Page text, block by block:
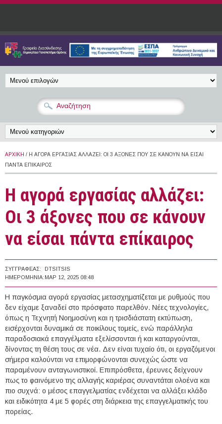
Παράκαμψη προς το κυρίως περιεχόμενο
ΑΡΧΙΚΉ / Η ΑΓΟΡΆ ΕΡΓΑΣΊΑΣ ΑΛΛΆΖΕΙ: ΟΙ 3 ΆΞΟΝΕΣ ΠΟΥ ΣΕ ΚΆΝΟΥΝ ΝΑ ΕΊΣΑΙ
ΠΆΝΤΑ ΕΠΊΚΑΙΡΟΣ
Η αγορά εργασίας αλλάζει:
Οι 3 άξονες που σε κάνουν
να είσαι πάντα επίκαιρος
ΣΥΓΓΡΑΦΈΑΣ:
DTSITSIS
ΗΜΕΡΟΜΗΝΊΑ: ΜΑΡ 12, 2025 08:48
Η παγκόσμια αγορά εργασίας μετασχηματίζεται με ρυθμούς που
δεν είχαμε ξαναδεί στο πρόσφατο παρελθόν. Νέες τεχνολογίες,
όπως η Τεχνητή Νοημοσύνη και η τρισδιάστατη εκτύπωση,
εισέρχονται δυναμικά σε ποικίλους τομείς, ενώ παράλληλα
παραδοσιακά επαγγέλματα εξελίσσονται ή και καταργούνται,
δίνοντας τη θέση τους σε νέα. Δεν είναι τυχαίο ότι, οι εργαζόμενοι
σήμερα καλούνται να επιμορφώνονται συνεχώς ώστε να
παραμένουν ανταγωνιστικοί. Επιπρόσθετα, έρευνες δείχνουν
πως το φαινόμενο της αλλαγής καριέρας συναντάται ολοένα και
πιο συχνά: ο μέσος επαγγελματίας ενδέχεται να αλλάξει κλάδο
και ειδικότητα 4 με 5 φορές στη διάρκεια της επαγγελματικής του
πορείας.